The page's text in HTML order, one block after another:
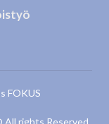
FOKUS
All rights Reserved